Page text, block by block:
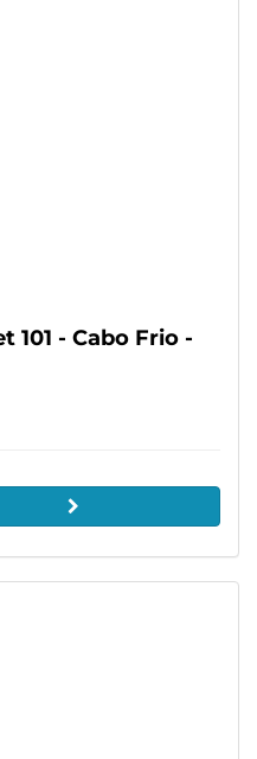
101 - Cabo Frio -